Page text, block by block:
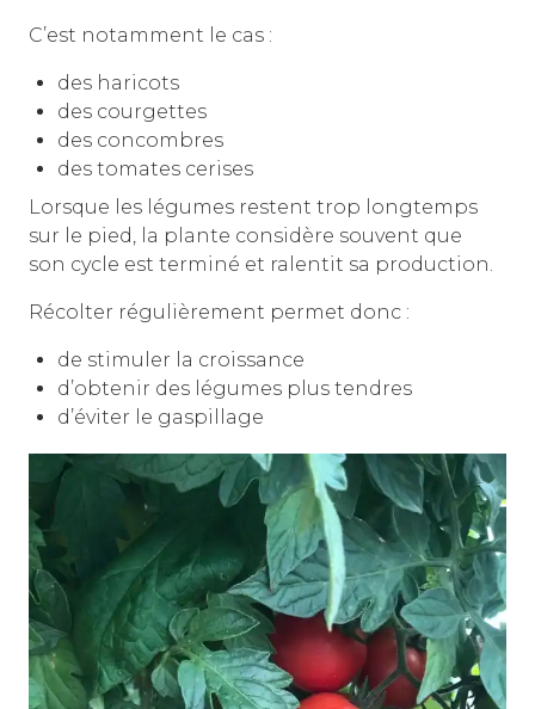
C’est notamment le cas :
des haricots
des courgettes
des concombres
des tomates cerises
Lorsque les légumes restent trop longtemps
sur le pied, la plante considère souvent que
son cycle est terminé et ralentit sa production.
Récolter régulièrement permet donc :
de stimuler la croissance
d’obtenir des légumes plus tendres
d’éviter le gaspillage